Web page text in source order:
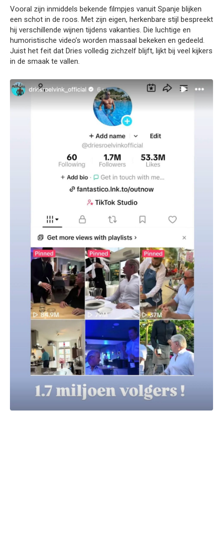
Vooral zijn inmiddels bekende filmpjes vanuit Spanje blijken
een schot in de roos. Met zijn eigen, herkenbare stijl bespreekt
hij verschillende wijnen tijdens vakanties. Die luchtige en
humoristische video’s worden massaal bekeken en gedeeld.
Juist het feit dat Dries volledig zichzelf blijft, lijkt bij veel kijkers
in de smaak te vallen.